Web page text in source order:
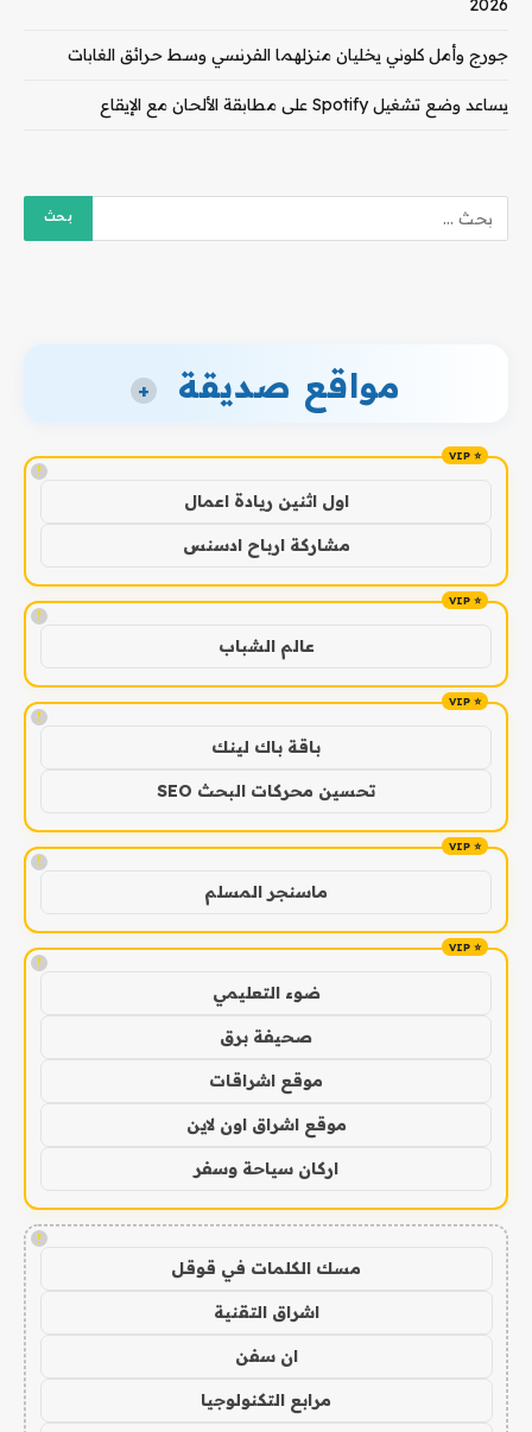
جورج وأمل كلوني يخليان منزلهما الفرنسي وسط حرائق الغابات
يساعد وضع تشغيل Spotify على مطابقة الألحان مع الإيقاع
مواقع صديقة +
!
اول اثنين ريادة اعمال
مشاركة ارباح ادسنس
!
عالم الشباب
!
باقة باك لينك
تحسين محركات البحث SEO
!
ماسنجر المسلم
!
ضوء التعليمي
صحيفة برق
موقع اشراقات
موقع اشراق اون لاين
اركان سياحة وسفر
!
مسك الكلمات في قوقل
اشراق التقنية
ان سفن
مرابع التكنولوجيا